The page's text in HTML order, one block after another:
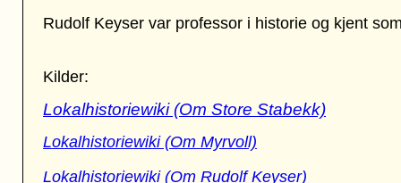
Rudolf Keyser var professor i historie og kjent
Kilder:
Lokalhistoriewiki (Om Store Stabekk)
Lokalhistoriewiki (Om Myrvoll)
Lokalhistoriewiki (Om Rudolf Keyser)